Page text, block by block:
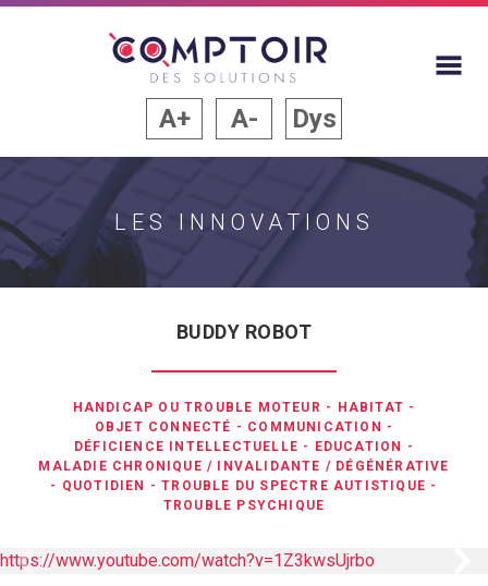
A+ A- Dys
LES INNOVATIONS
BUDDY ROBOT
HANDICAP OU TROUBLE MOTEUR - HABITAT -
OBJET CONNECTÉ - COMMUNICATION -
DÉFICIENCE INTELLECTUELLE - EDUCATION
-
MALADIE CHRONIQUE / INVALIDANTE / DÉGÉNÉRATIVE
- QUOTIDIEN -TROUBLE DU SPECTRE AUTISTIQUE -
TROUBLE PSYCHIQUE
Panneau précédent
https://www.youtube.com/watch?v=1Z3kwsUjrbo